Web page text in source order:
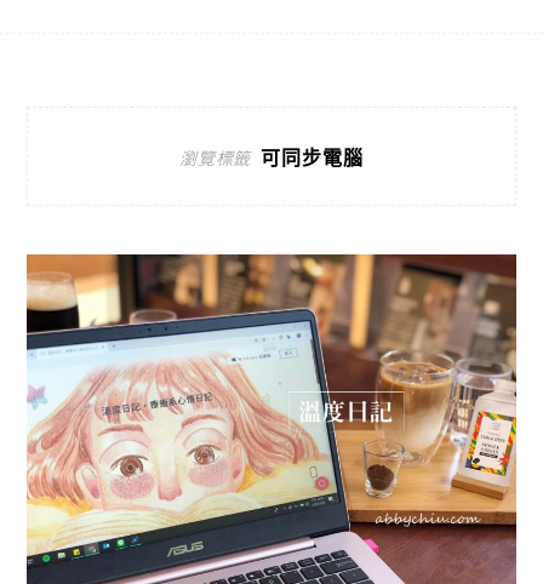
瀏覽標籤 可同步電腦